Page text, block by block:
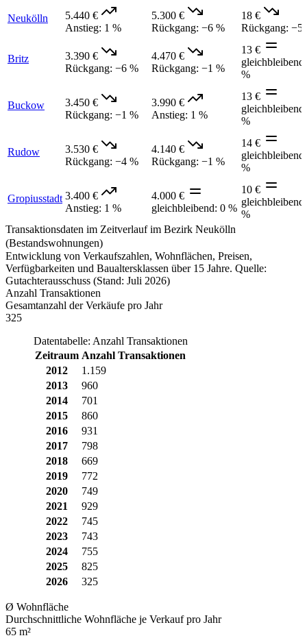
Neukölln
5.440 €
Anstieg: 1 %
5.300 €
Rückgang: −6 %
18 €
Rückgang: −5
Britz
3.390 €
Rückgang: −6 %
4.470 €
Rückgang: −1 %
13 €
gleichbleibend
%
Buckow
3.450 €
Rückgang: −1 %
3.990 €
Anstieg: 1 %
13 €
gleichbleibend
%
Rudow
3.530 €
Rückgang: −4 %
4.140 €
Rückgang: −1 %
14 €
gleichbleibend
%
Gropiusstadt 3.400 €
Anstieg: 1 %
4.000 €
gleichbleibend: 0 %
10 €
gleichbleibend
%
Transaktionsdaten im Zeitverlauf im Bezirk Neukölln
(Bestandswohnungen)
Entwicklung von Verkaufszahlen, Wohnflächen, Preisen,
Verfügbarkeiten und Baualtersklassen über 15 Jahre. Quelle:
Gutachterausschuss (Stand: Juli 2026)
Anzahl Transaktionen
Gesamtanzahl der Verkäufe pro Jahr
325
Datentabelle: Anzahl Transaktionen
Zeitraum Anzahl Transaktionen
2012
1.159
2013
960
2014
701
2015
860
2016
931
2017
798
2018
669
2019
772
2020
749
2021
929
2022
745
2023
743
2024
755
2025
825
2026
325
Ø Wohnfläche
Durchschnittliche Wohnfläche je Verkauf pro Jahr
65 m²